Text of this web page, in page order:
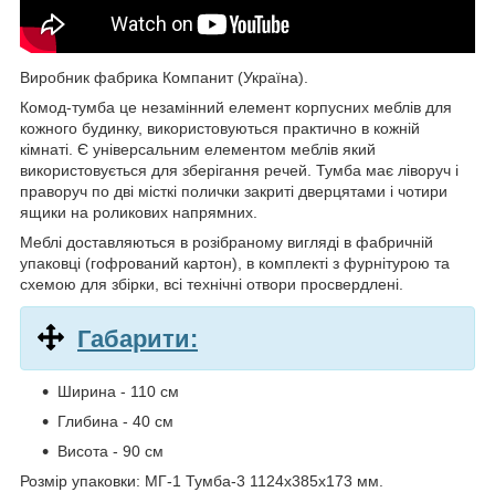
Виробник фабрика Компанит (Україна).
Комод-тумба це незамінний елемент корпусних меблів для
кожного будинку, використовуються практично в кожній
кімнаті. Є універсальним елементом меблів який
використовується для зберігання речей. Тумба має ліворуч і
праворуч по дві місткі полички закриті дверцятами і чотири
ящики на роликових напрямних.
Меблі доставляються в розібраному вигляді в фабричній
упаковці (гофрований картон), в комплекті з фурнітурою та
схемою для збірки, всі технічні отвори просвердлені.
Габарити:
Ширина - 110 см
Глибина - 40 см
Висота - 90 см
Розмір упаковки: МГ-1 Тумба-3 1124х385х173 мм.